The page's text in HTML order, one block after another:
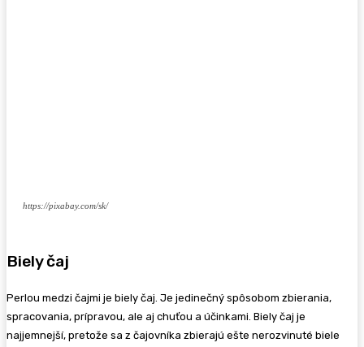
https://pixabay.com/sk/
Biely čaj
Perlou medzi čajmi je biely čaj. Je jedinečný spôsobom zbierania,
spracovania, prípravou, ale aj chuťou a účinkami. Biely čaj je
najjemnejší, pretože sa z čajovníka zbierajú ešte nerozvinuté biele